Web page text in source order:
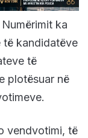
ka
të kandidatëve
të
plotësuar në
vendvotimi, të